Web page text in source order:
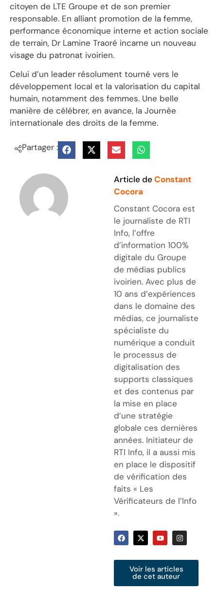
citoyen de LTE Groupe et de son premier
responsable. En alliant promotion de la femme,
performance économique interne et action sociale
de terrain, Dr Lamine Traoré incarne un nouveau
visage du patronat ivoirien.
Celui d’un leader résolument tourné vers le
développement local et la valorisation du capital
humain, notamment des femmes. Une belle
manière de célébrer, en avance, la Journée
internationale des droits de la femme.
Partager :
Article de Constant
Cocora
Constant Cocora est
le journaliste de RTI
Info, l’offre
d’information 100%
digitale du Groupe
de médias publics
ivoirien. Avec plus de
10 ans d’expériences
dans le domaine des
médias, ce journaliste
spécialiste du
numérique a conduit
le processus de
digitalisation des
supports classiques
et des contenus par
la mise en place
d’une stratégie
globale ces dernières
années. Initiateur de
RTI Info, il a aussi mis
en place le dispositif
de vérification des
faits « Les
Vérificateurs de l’Info
».
Voir les articles
de cet auteur